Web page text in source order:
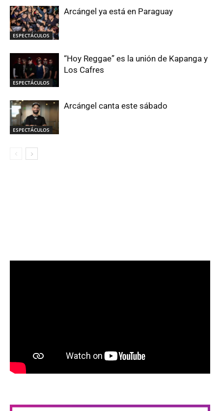
ESPECTÁCULOS
Arcángel ya está en Paraguay
ESPECTÁCULOS
“Hoy Reggae” es la unión de Kapanga y
Los Cafres
ESPECTÁCULOS
Arcángel canta este sábado